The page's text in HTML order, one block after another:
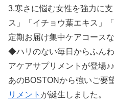
3.寒さに悩む女性を強力に
ス」「イチョウ葉エキス」
定期お届け集中ケアコース
◆ハリのない毎日からふん
アケアサプリメントが登場♪♪
あのBOSTONから強いご要
リメント が誕生しました。